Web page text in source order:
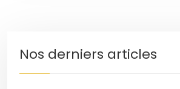
Nos derniers articles